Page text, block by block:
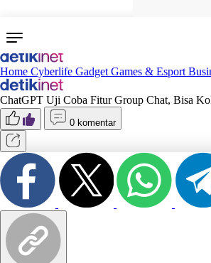
Home Cyberlife Gadget Games & Esport
ChatGPT Uji Coba Fitur Group Chat, Bisa
0 komentar